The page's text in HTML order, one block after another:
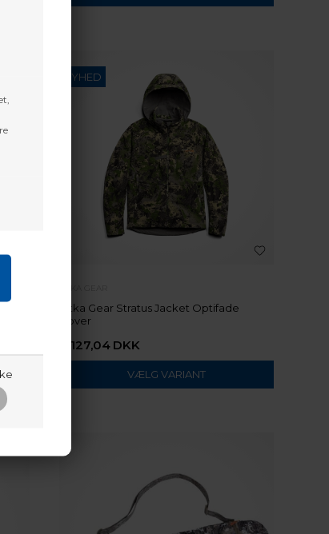
NYHED
Sitka Gear Stratus Jacket Optifade
Cover
4.127,04 DKK
VÆLG VARIANT